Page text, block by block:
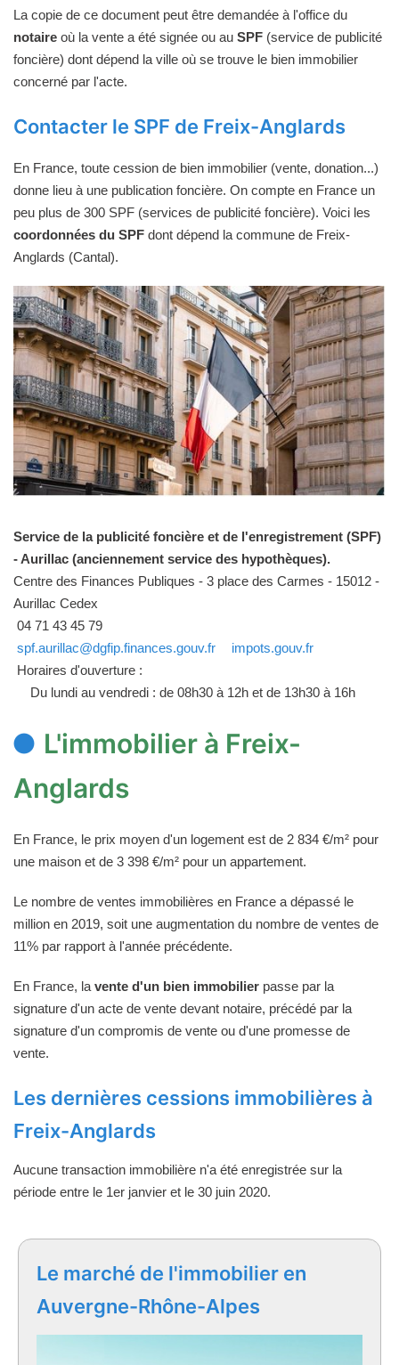
La copie de ce document peut être demandée à l'office du
notaire où la vente a été signée ou au SPF (service de publicité
foncière) dont dépend la ville où se trouve le bien immobilier
concerné par l'acte.
Contacter le SPF de Freix-Anglards
En France, toute cession de bien immobilier (vente, donation...)
donne lieu à une publication foncière. On compte en France un
peu plus de 300 SPF (services de publicité foncière). Voici les
coordonnées du SPF dont dépend la commune de Freix-
Anglards (Cantal).
Service de la publicité foncière et de l'enregistrement (SPF)
- Aurillac (anciennement service des hypothèques).
Centre des Finances Publiques - 3 place des Carmes - 15012 -
Aurillac Cedex
04 71 43 45 79
spf.aurillac@dgfip.finances.gouv.fr
impots.gouv.fr
Horaires d'ouverture :
Du lundi au vendredi : de 08h30 à 12h et de 13h30 à 16h
L'immobilier à Freix-
Anglards
En France, le prix moyen d'un logement est de 2 834 €/m² pour
une maison et de 3 398 €/m² pour un appartement.
Le nombre de ventes immobilières en France a dépassé le
million en 2019, soit une augmentation du nombre de ventes de
11% par rapport à l'année précédente.
En France, la vente d'un bien immobilier passe par la
signature d'un acte de vente devant notaire, précédé par la
signature d'un compromis de vente ou d'une promesse de
vente.
Les dernières cessions immobilières à
Freix-Anglards
Aucune transaction immobilière n'a été enregistrée sur la
période entre le 1er janvier et le 30 juin 2020.
Le marché de l'immobilier en
Auvergne-Rhône-Alpes